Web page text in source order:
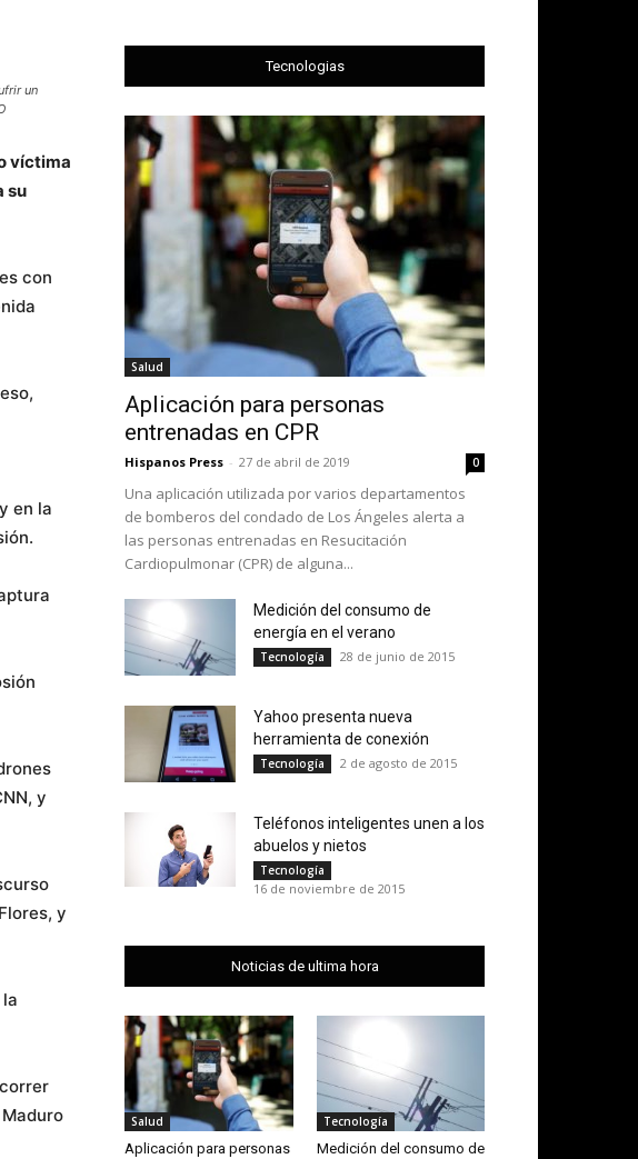
un
víctima
su
con
en la
y
y
Tecnologias
Salud
Aplicación para personas
entrenadas en CPR
Hispanos Press - 27 de abril de 2019 0
Una aplicación utilizada por varios departamentos
de bomberos del condado de Los Ángeles alerta a
las personas entrenadas en Resucitación
Cardiopulmonar (CPR) de alguna...
Medición del consumo de
energía en el verano
Tecnología 28 de junio de 2015
Yahoo presenta nueva
herramienta de conexión
Tecnología 2 de agosto de 2015
Teléfonos inteligentes unen a los
abuelos y nietos
Tecnología
16 de noviembre de 2015
Noticias de ultima hora
Salud
Aplicación para personas
Tecnología
Medición del consumo de